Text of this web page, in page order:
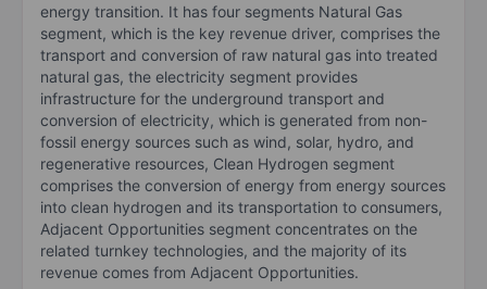
energy transition. It has four segments Natural Gas
segment, which is the key revenue driver, comprises the
transport and conversion of raw natural gas into treated
natural gas, the electricity segment provides
infrastructure for the underground transport and
conversion of electricity, which is generated from non-
fossil energy sources such as wind, solar, hydro, and
regenerative resources, Clean Hydrogen segment
comprises the conversion of energy from energy sources
into clean hydrogen and its transportation to consumers,
Adjacent Opportunities segment concentrates on the
related turnkey technologies, and the majority of its
revenue comes from Adjacent Opportunities.